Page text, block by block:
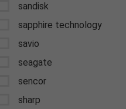
sandisk
sapphire technology
savio
seagate
sencor
sharp